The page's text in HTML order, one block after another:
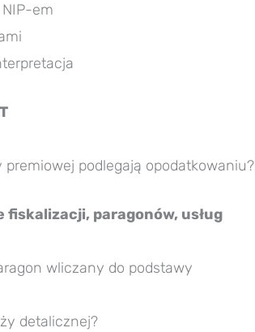
em
podlegają opodatkowaniu?
paragonów, usług
wliczany do podstawy
detalicznej?